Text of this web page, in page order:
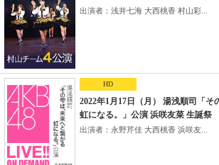
出演者：浅井七海 大西桃香 村山彩...
HD
2022年1月17日（月） 湯浅順司「そ
虹になる。」公演 浜咲友菜 生誕祭
出演者：永野芹佳 大西桃香 浜咲友...